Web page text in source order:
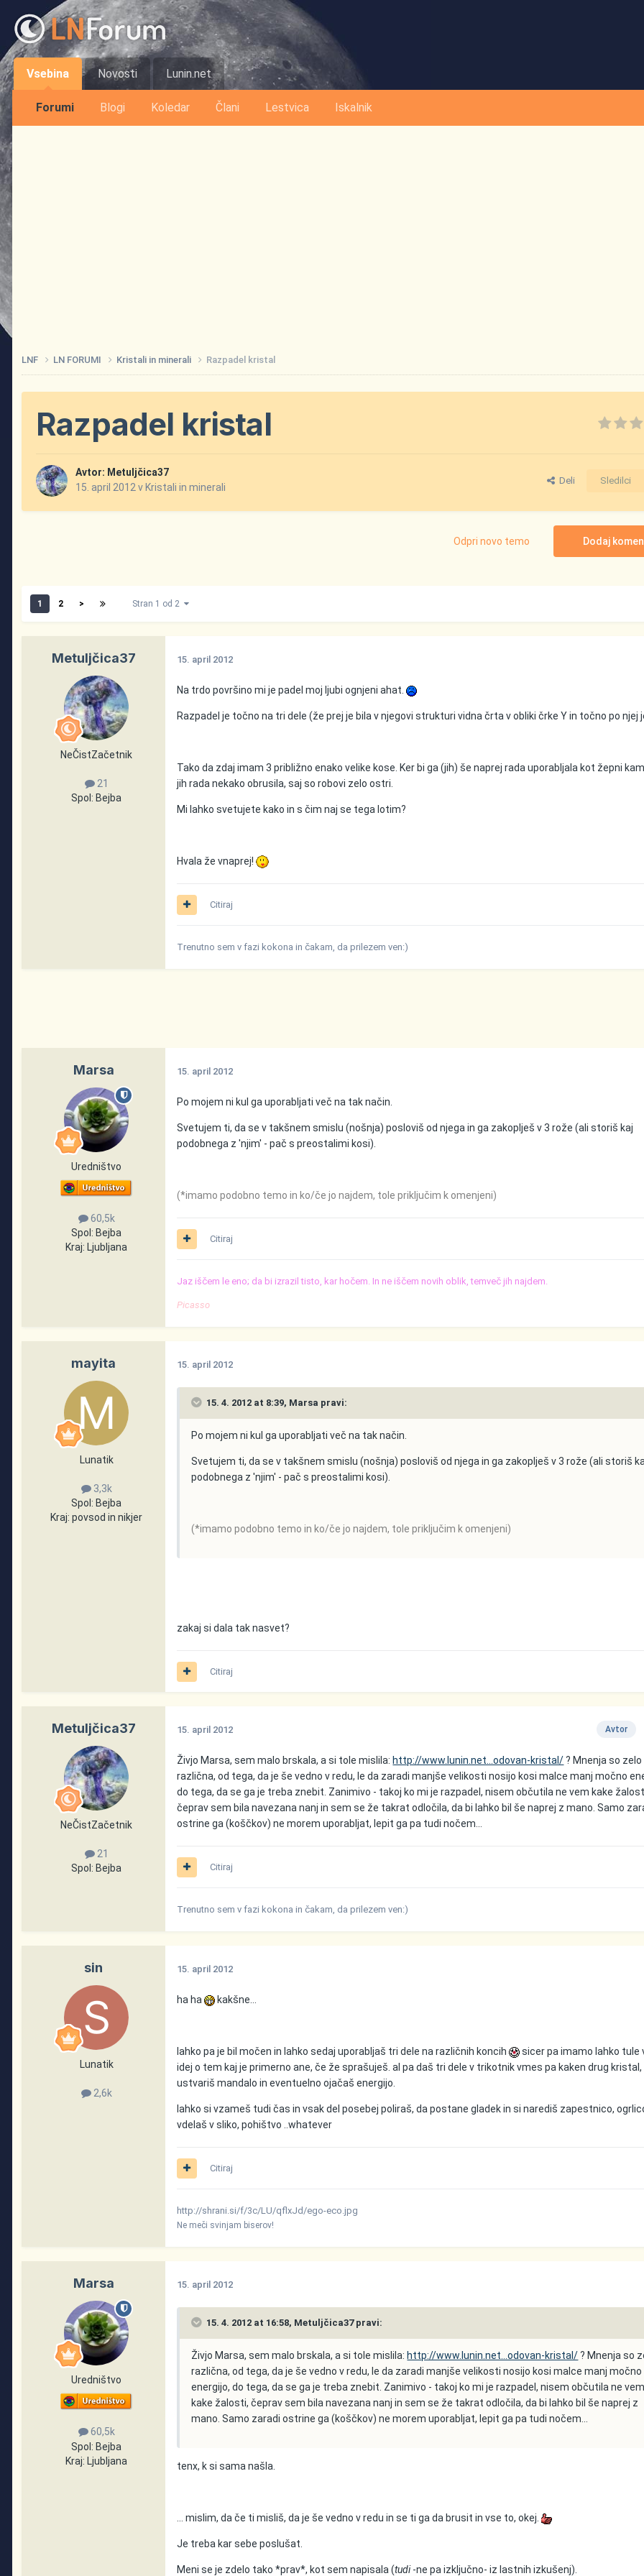
Vsebina
Forumi Blogi Koledar Člani Lestvica Iskalnik
Novosti Lunin.net
LNF LN FORUMI Kristali in minerali Razpadel kristal
Razpadel kristal
Avtor: Metuljčica37
15. april 2012 v Kristali in minerali
Deli Sledilci
Dodaj
Odpri novo temo
1 2 > Stran 1 od 2
Metuljčica37
NeČistZačetnik
21
Spol: Bejba
15. april 2012
Na trdo površino mi je padel moj ljubi ognjeni ahat.
Razpadel je točno na tri dele (že prej je bila v njegovi strukturi vidna črta v obliki črke Y in točno po njej
Tako da zdaj imam 3 približno enako velike kose. Ker bi ga (jih) še naprej rada uporabljala kot žepni
jih rada nekako obrusila, saj so robovi zelo ostri.
Mi lahko svetujete kako in s čim naj se tega lotim?
Hvala že vnaprej!
Citiraj
Trenutno sem v fazi kokona in čakam, da prilezem ven:)
Marsa
Uredništvo
60,5k
Spol: Bejba
Kraj: Ljubljana
15. april 2012
Po mojem ni kul ga uporabljati več na tak način.
Svetujem ti, da se v takšnem smislu (nošnja) posloviš od njega in ga zakoplješ v 3 rože (ali storiš kaj
podobnega z 'njim' - pač s preostalimi kosi).
(*imamo podobno temo in ko/če jo najdem, tole priključim k omenjeni)
Citiraj
Jaz iščem le eno; da bi izrazil tisto, kar hočem. In ne iščem novih oblik, temveč jih najdem.
Picasso
mayita
Lunatik
3,3k
Spol: Bejba
Kraj: povsod in nikjer
15. april 2012
15. 4. 2012 at 8:39, Marsa pravi:
Po mojem ni kul ga uporabljati več na tak način.
Svetujem ti, da se v takšnem smislu (nošnja) posloviš od njega in ga zakoplješ v 3 rože (ali storiš
podobnega z 'njim' - pač s preostalimi kosi).
(*imamo podobno temo in ko/če jo najdem, tole priključim k omenjeni)
zakaj si dala tak nasvet?
Citiraj
Metuljčica37
NeČistZačetnik
21
Spol: Bejba
Avtor
15. april 2012
Živjo Marsa, sem malo brskala, a si tole mislila: http://www.lunin.net...odovan-kristal/? Mnenja so zelo
različna, od tega, da je še vedno v redu, le da zaradi manjše velikosti nosijo kosi malce manj močno
do tega, da se ga je treba znebit. Zanimivo - takoj ko mi je razpadel, nisem občutila ne vem kake
čeprav sem bila navezana nanj in sem se že takrat odločila, da bi lahko bil še naprej z mano. Samo
ostrine ga (koščkov) ne morem uporabljat, lepit ga pa tudi nočem...
Citiraj
Trenutno sem v fazi kokona in čakam, da prilezem ven:)
sin
Lunatik
2,6k
15. april 2012
ha ha kakšne...
lahko pa je bil močen in lahko sedaj uporabljaš tri dele na različnih koncih
sicer pa imamo lahko tule
idej o tem kaj je primerno ane, če že sprašuješ. al pa daš tri dele v trikotnik vmes pa kaken drug kristal,
ustvariš mandalo in eventuelno ojačaš energijo.
lahko si vzameš tudi čas in vsak del posebej poliraš, da postane gladek in si narediš zapestnico,
vdelaš v sliko, pohištvo ..whatever
Citiraj
http://shrani.si/f/3c/LU/qflxJd/ego-eco.jpg
Ne meči svinjam biserov!
Marsa
Uredništvo
60,5k
Spol: Bejba
Kraj: Ljubljana
15. april 2012
15. 4. 2012 at 16:58, Metuljčica37 pravi:
Živjo Marsa, sem malo brskala, a si tole mislila: http://www.lunin.net...odovan-kristal/? Mnenja so
različna, od tega, da je še vedno v redu, le da zaradi manjše velikosti nosijo kosi malce manj močno
energijo, do tega, da se ga je treba znebit. Zanimivo - takoj ko mi je razpadel, nisem občutila ne
kake žalosti, čeprav sem bila navezana nanj in sem se že takrat odločila, da bi lahko bil še naprej z
mano. Samo zaradi ostrine ga (koščkov) ne morem uporabljat, lepit ga pa tudi nočem...
tenx, k si sama našla.
... mislim, da če ti misliš, da je še vedno v redu in se ti ga da brusit in vse to, okej.
Je treba kar sebe poslušat.
Meni se je zdelo tako *prav*, kot sem napisala (tudi-ne pa izključno- iz lastnih izkušenj).